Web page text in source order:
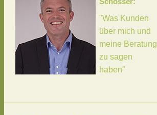
"Was Kunden
über mich und
meine Beratung
zu sagen
haben"